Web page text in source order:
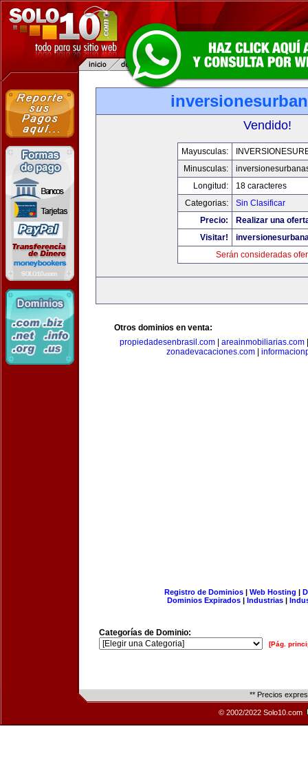
Vendido!
Mayusculas:
Minusculas:
Longitud:
18 caracteres
Categorias:
Sin Clasificar
Precio:
Realizar una
Visitar!
Serán consideradas
Otros dominios en venta:
propiedadesenbrasil.com
areainmobiliarias.com
zonadevacaciones.com|
Registro de Dominios| Web Hosting |
Dominios Expirados | Industrias |
Categorías de Dominio:
[Pág.
** Precios
© 2002/2022 Solo10.com